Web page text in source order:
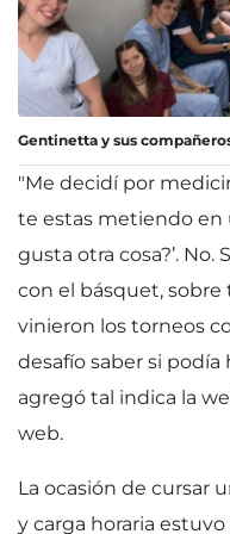
Gentinetta y sus
"Me decidí por
te estas metiendo en
gusta otra cosa?’.
con el básquet,
vinieron los torneos
desafío saber si podía
agregó tal indica la
web.
La ocasión de cursar
y carga horaria